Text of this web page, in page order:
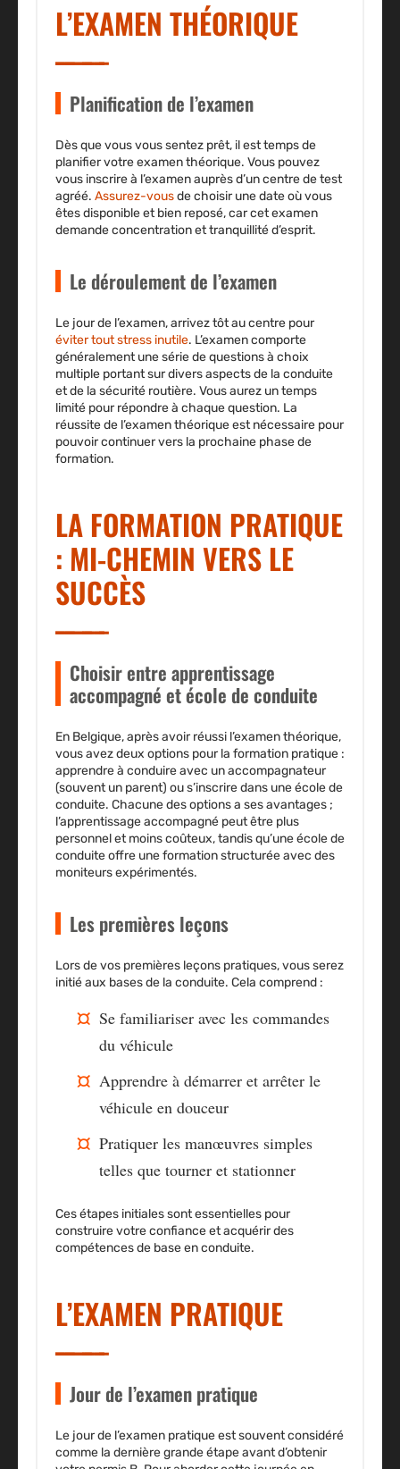
L’EXAMEN THÉORIQUE
Planification de l’examen
Dès que vous vous sentez prêt, il est temps de
planifier votre examen théorique. Vous pouvez
vous inscrire à l’examen auprès d’un centre de test
agréé. Assurez-vousde choisir une date où vous
êtes disponible et bien reposé, car cet examen
demande concentration et tranquillité d’esprit.
Le déroulement de l’examen
Le jour de l’examen, arrivez tôt au centre pour
éviter tout stress inutile. L’examen comporte
généralement une série de questions à choix
multiple portant sur divers aspects de la conduite
et de la sécurité routière. Vous aurez un temps
limité pour répondre à chaque question. La
réussite de l’examen théorique est nécessaire pour
pouvoir continuer vers la prochaine phase de
formation.
LA FORMATION PRATIQUE
: MI-CHEMIN VERS LE
SUCCÈS
Choisir entre apprentissage
accompagné et école de conduite
En Belgique, après avoir réussi l’examen théorique,
vous avez deux options pour la formation pratique :
apprendre à conduire avec un accompagnateur
(souvent un parent) ou s’inscrire dans une école de
conduite. Chacune des options a ses avantages ;
l’apprentissage accompagné peut être plus
personnel et moins coûteux, tandis qu’une école de
conduite offre une formation structurée avec des
moniteurs expérimentés.
Les premières leçons
Lors de vos premières leçons pratiques, vous serez
initié aux bases de la conduite. Cela comprend :
Se familiariser avec les commandes
du véhicule
Apprendre à démarrer et arrêter le
véhicule en douceur
Pratiquer les manœuvres simples
telles que tourner et stationner
Ces étapes initiales sont essentielles pour
construire votre confiance et acquérir des
compétences de base en conduite.
L’EXAMEN PRATIQUE
Jour de l’examen pratique
Le jour de l’examen pratique est souvent considéré
comme la dernière grande étape avant d’obtenir